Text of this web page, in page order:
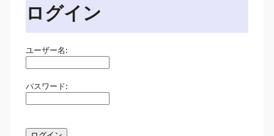
ログイン
ユーザー名:
パスワード: